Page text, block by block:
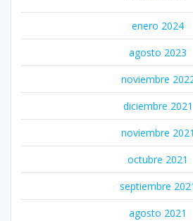
enero 2024
agosto 2023
noviembre
diciembre 2021
noviembre 2021
octubre 2021
septiembre
agosto 2021